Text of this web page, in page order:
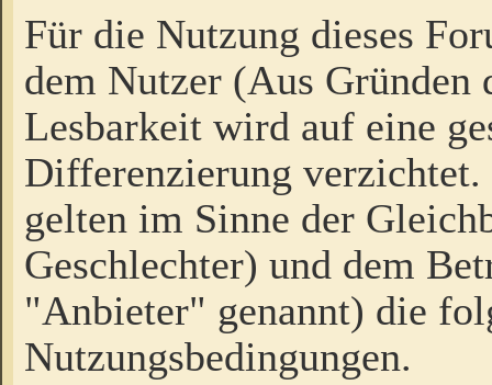
Für die Nutzung dieses
dem Nutzer (Aus Gründen
Lesbarkeit wird auf eine
Differenzierung
gelten im Sinne der
Geschlechter) und dem
"Anbieter" genannt) die
Nutzungsbedingungen.